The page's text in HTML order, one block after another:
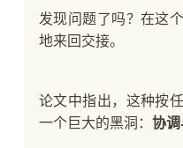
发现问题了吗？在这
地来回交接。
论文中指出，这种按
一个巨大的黑洞： 协